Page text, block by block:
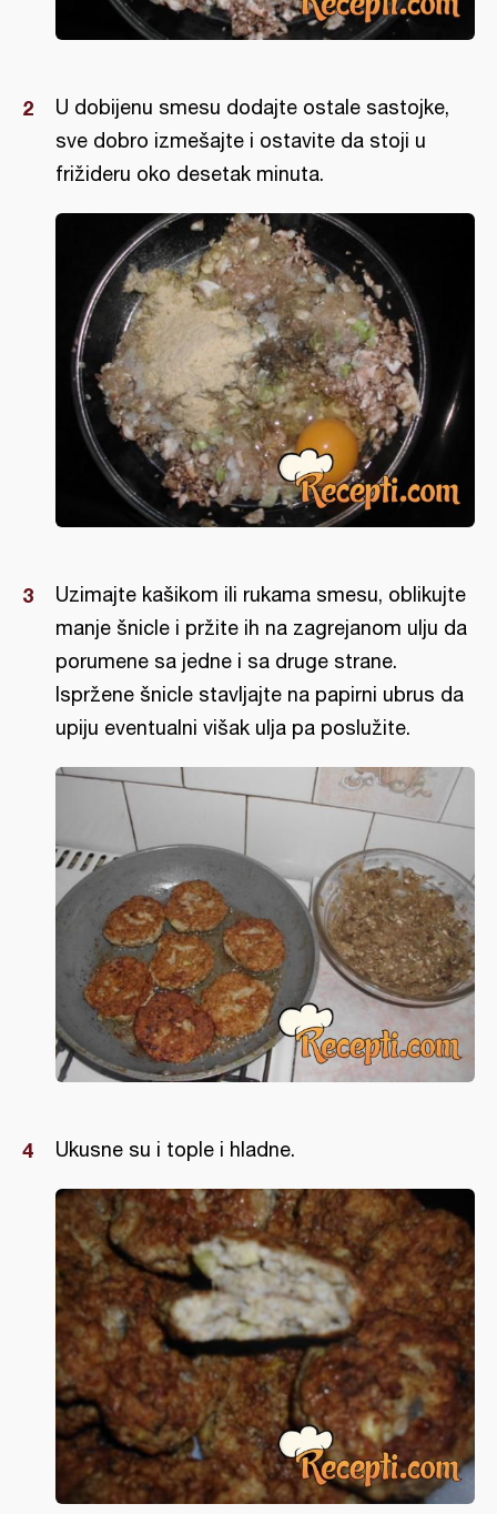
U dobijenu smesu dodajte ostale sastojke,
sve dobro izmešajte i ostavite da stoji u
frižideru oko desetak minuta.
Uzimajte kašikom ili rukama smesu, oblikujte
manje šnicle i pržite ih na zagrejanom ulju da
porumene sa jedne i sa druge strane.
Ispržene šnicle stavljajte na papirni ubrus da
upiju eventualni višak ulja pa poslužite.
Ukusne su i tople i hladne.